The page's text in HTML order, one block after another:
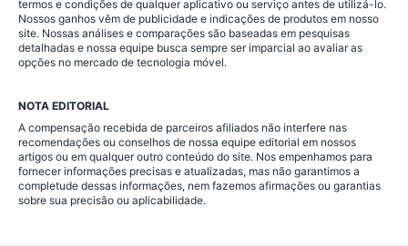
termos e condições de qualquer aplicativo ou serviço antes de utilizá-lo.
Nossos ganhos vêm de publicidade e indicações de produtos em nosso
site. Nossas análises e comparações são baseadas em pesquisas
detalhadas e nossa equipe busca sempre ser imparcial ao avaliar as
opções no mercado de tecnologia móvel.
NOTA EDITORIAL
A compensação recebida de parceiros afiliados não interfere nas
recomendações ou conselhos de nossa equipe editorial em nossos
artigos ou em qualquer outro conteúdo do site. Nos empenhamos para
fornecer informações precisas e atualizadas, mas não garantimos a
completude dessas informações, nem fazemos afirmações ou garantias
sobre sua precisão ou aplicabilidade.